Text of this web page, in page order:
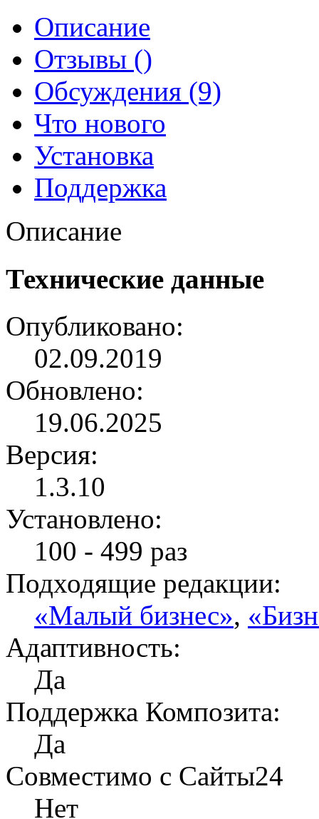
Описание
Отзывы ()
Обсуждения (9)
Что нового
Установка
Поддержка
Описание
Технические данные
Опубликовано:
02.09.2019
Обновлено:
19.06.2025
Версия:
1.3.10
Установлено:
100 - 499 раз
Подходящие редакции:
«Малый бизнес»,
Адаптивность:
Да
Поддержка Композита:
Да
Совместимо с Сайты24
Нет